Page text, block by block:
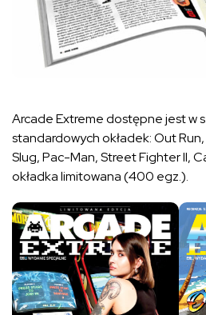
Arcade Extreme dostępne jest w
standardowych okładek: Out
Slug, Pac-Man, Street Fighter II,
okładka limitowana (400 egz.).